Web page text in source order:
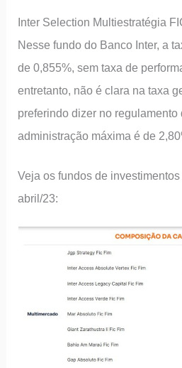
Inter Selection Multiestratégia
Nesse fundo do Banco Inter, a
de 0,855%, sem taxa de
entretanto, não é clara na taxa
preferindo dizer no regulamento
administração máxima é de
Veja os fundos de
abril/23: